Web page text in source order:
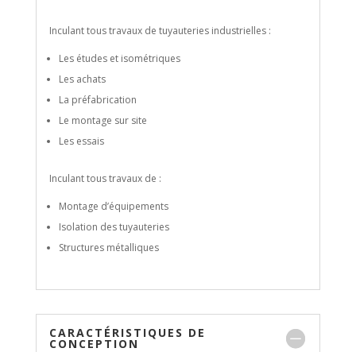
Inculant tous travaux de tuyauteries industrielles :
Les études et isométriques
Les achats
La préfabrication
Le montage sur site
Les essais
Inculant tous travaux de :
Montage d’équipements
Isolation des tuyauteries
Structures métalliques
CARACTÉRISTIQUES DE
CONCEPTION